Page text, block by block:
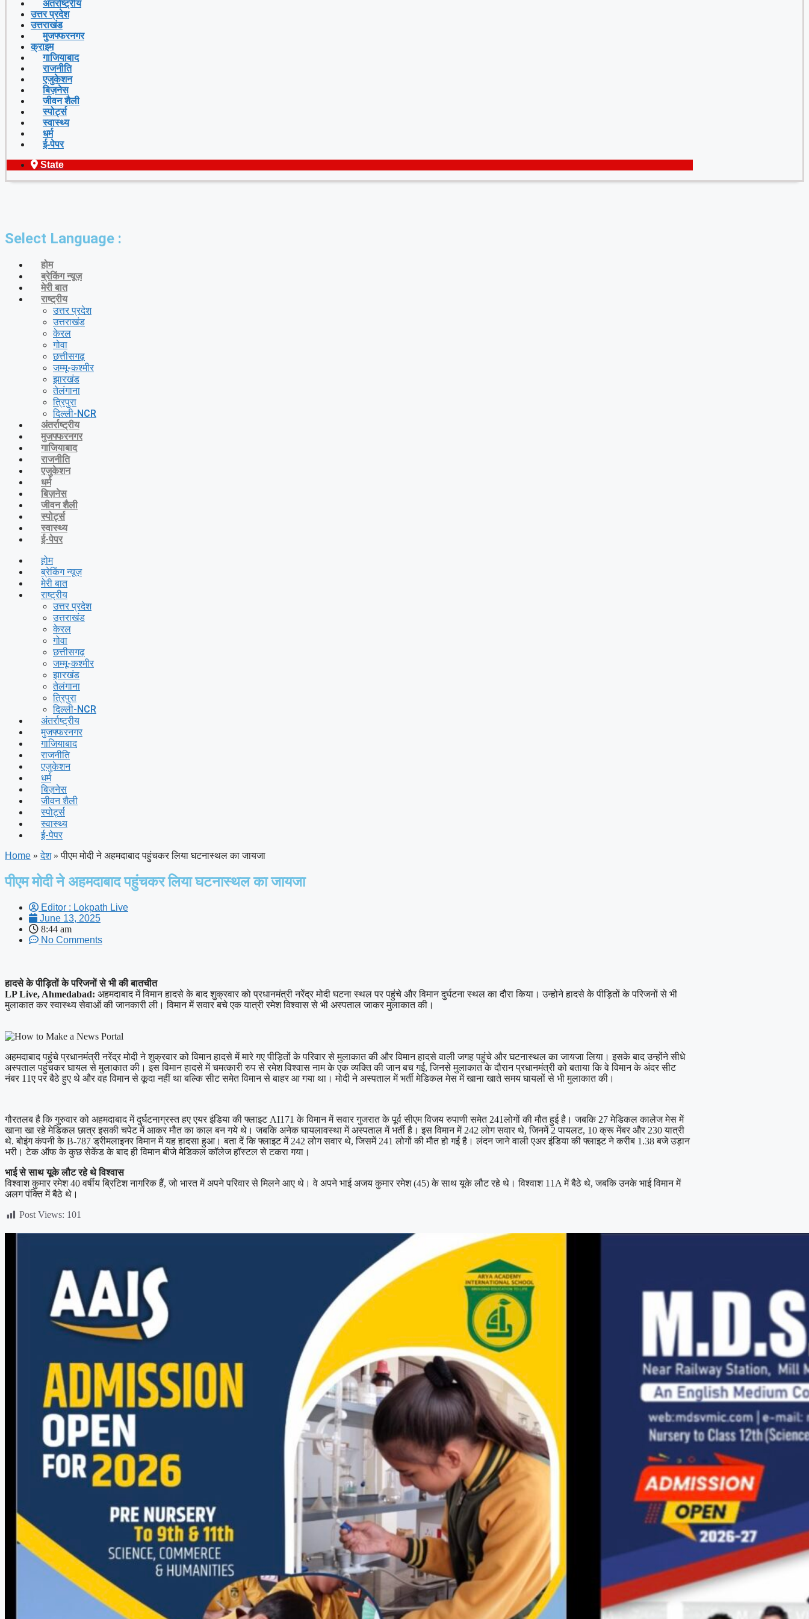
अंतर्राष्ट्रीय
उत्तर प्रदेश
उत्तराखंड
मुजफ्फरनगर
क्राइम
गाजियाबाद
राजनीति
एजुकेशन
बिज़नेस
जीवन शैली
स्पोर्ट्स
स्वास्थ्य
धर्म
ई-पेपर
State
Select Language :
होम
ब्रेकिंग न्यूज़
मेरी बात
राष्ट्रीय
उत्तर प्रदेश
उत्तराखंड
केरल
गोवा
छत्तीसगढ़
जम्मू-कश्मीर
झारखंड
तेलंगाना
त्रिपुरा
दिल्ली-NCR
अंतर्राष्ट्रीय
मुजफ्फरनगर
गाजियाबाद
राजनीति
एजुकेशन
धर्म
बिज़नेस
जीवन शैली
स्पोर्ट्स
स्वास्थ्य
ई-पेपर
होम
ब्रेकिंग न्यूज़
मेरी बात
राष्ट्रीय
उत्तर प्रदेश
उत्तराखंड
केरल
गोवा
छत्तीसगढ़
जम्मू-कश्मीर
झारखंड
तेलंगाना
त्रिपुरा
दिल्ली-NCR
अंतर्राष्ट्रीय
मुजफ्फरनगर
गाजियाबाद
राजनीति
एजुकेशन
धर्म
बिज़नेस
जीवन शैली
स्पोर्ट्स
स्वास्थ्य
ई-पेपर
Home » देश » पीएम मोदी ने अहमदाबाद पहुंचकर लिया घटनास्थल का जायजा
पीएम मोदी ने अहमदाबाद पहुंचकर लिया घटनास्थल का जायजा
Editor : Lokpath Live
June 13, 2025
8:44 am
No Comments
हादसे के पीड़ितों के परिजनों से भी की बातचीत
LP Live, Ahmedabad: अहमदाबाद में विमान हादसे के बाद शुक्रवार को प्रधानमंत्री नरेंद्र मोदी घटना स्थल पर पहुंचे और विमान दुर्घटना स्थल का दौरा किया। उन्होने हादसे के पीड़ितों के परिजनों से भी
मुलाकात कर स्वास्थ्य सेवाओं की जानकारी ली। विमान में सवार बचे एक यात्री रमेश विश्वास से भी अस्पताल जाकर मुलाकात की।
अहमदाबाद पहुंचे प्रधानमंत्री नरेंद्र मोदी ने शुक्रवार को विमान हादसे में मारे गए पीड़ितों के परिवार से मुलाकात की और विमान हादसे वाली जगह पहुंचे और घटनास्थल का जायजा लिया। इसके बाद उन्होंने सीधे
अस्पताल पहुंचकर घायल से मुलाकात की। इस विमान हादसे में चमत्कारी रुप से रमेश विश्वास नाम के एक व्यक्ति की जान बच गई, जिनसे मुलाकात के दौरान प्रधानमंत्री को बताया कि वे विमान के अंदर सीट
नंबर 11ए पर बैठे हुए थे और वह विमान से कूदा नहीं था बल्कि सीट समेत विमान से बाहर आ गया था। मोदी ने अस्पताल में भर्ती मेडिकल मेस में खाना खाते समय घायलों से भी मुलाकात की।
गौरतलब है कि गुरुवार को अहमदाबाद में दुर्घटनाग्रस्त हए एयर इंडिया की फ्लाइट AI171 के विमान में सवार गुजरात के पूर्व सीएम विजय रुपाणी समेत 241लोगों की मौत हुई है। जबकि 27 मेडिकल कालेज मेस में
खाना खा रहे मेडिकल छात्र इसकी चपेट में आकर मौत का काल बन गये थे। जबकि अनेक घायलावस्था में अस्पताल में भर्ती है। इस विमान में 242 लोग सवार थे, जिनमें 2 पायलट, 10 क्रू मेंबर और 230 यात्री
थे. बोइंग कंपनी के B-787 ड्रीमलाइनर विमान में यह हादसा हुआ। बता दें कि फ्लाइट में 242 लोग सवार थे, जिसमें 241 लोगों की मौत हो गई है। लंदन जाने वाली एअर इंडिया की फ्लाइट ने करीब 1.38 बजे उड़ान
भरी। टेक ऑफ के कुछ सेकेंड के बाद ही विमान बीजे मेडिकल कॉलेज हॉस्टल से टकरा गया।
भाई से साथ यूके लौट रहे थे विश्वास
विश्वाश कुमार रमेश 40 वर्षीय ब्रिटिश नागरिक हैं, जो भारत में अपने परिवार से मिलने आए थे। वे अपने भाई अजय कुमार रमेश (45) के साथ यूके लौट रहे थे। विश्वाश 11A में बैठे थे, जबकि उनके भाई विमान में
अलग पंक्ति में बैठे थे।
Post Views: 101